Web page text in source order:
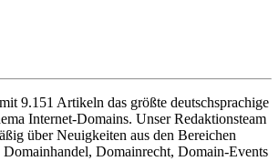
9.151 Artikeln das größte deutschsprachige
Internet-Domains. Unser Redaktionsteam
über Neuigkeiten aus den Bereichen
Domainrecht, Domain-Events